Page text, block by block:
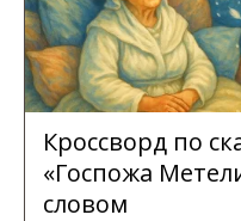
Кроссворд по
«Госпожа
словом